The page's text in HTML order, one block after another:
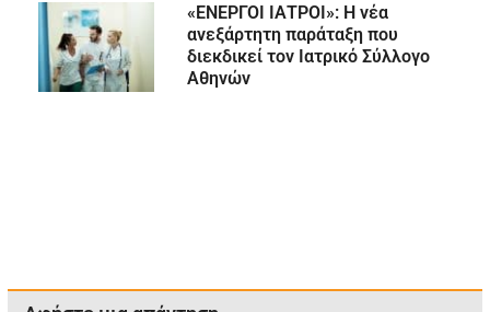
«ΕΝΕΡΓΟΙ ΙΑΤΡΟΙ»: Η νέα
ανεξάρτητη παράταξη που
διεκδικεί τον Ιατρικό Σύλλογο
Αθηνών